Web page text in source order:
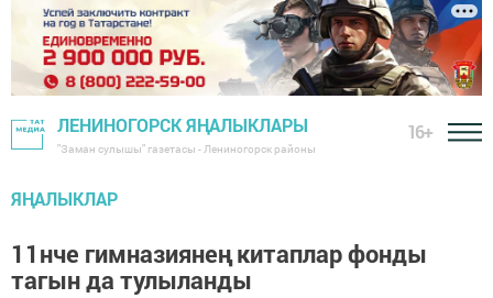
ЛЕНИНОГОРСК ЯҢАЛЫКЛАРЫ
"Заман сулышы" газетасы - Лениногорск районы
16+
ЯҢАЛЫКЛАР
11нче гимназиянең китаплар фонды
тагын да тулыланды